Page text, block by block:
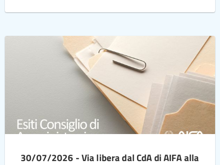
30/07/2026 - Via libera dal CdA di AIFA alla